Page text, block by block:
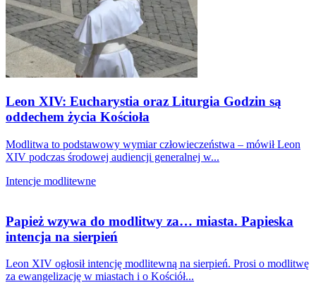
Leon XIV: Eucharystia oraz Liturgia Godzin są
oddechem życia Kościoła
Modlitwa to podstawowy wymiar człowieczeństwa – mówił Leon
XIV podczas środowej audiencji generalnej w...
Intencje modlitewne
Papież wzywa do modlitwy za… miasta. Papieska
intencja na sierpień
Leon XIV ogłosił intencję modlitewną na sierpień. Prosi o modlitwę
za ewangelizację w miastach i o Kościół...